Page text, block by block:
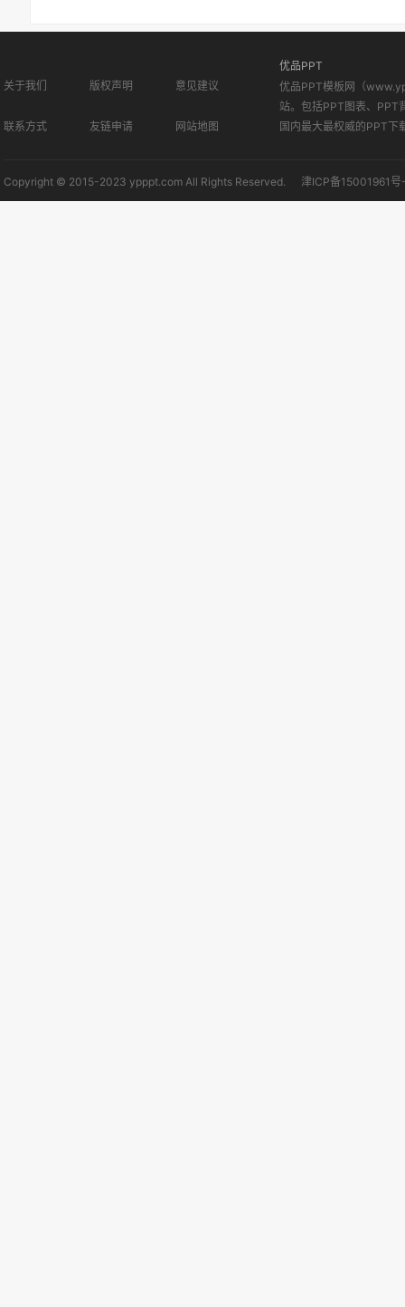
关于我们 版权声明 意见建议
联系方式 友链申请 网站地图
优品PPT
优品PPT模板网（
站。包括PPT图表、PPT
国内最大最权威的PPT下
Copyright © 2015-2023 ypppt.com All Rights Reserved. 津ICP备15001961号